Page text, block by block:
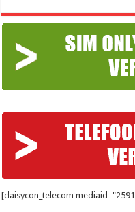
[daisycon_telecom